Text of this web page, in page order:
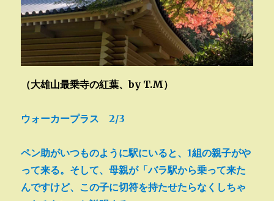
（大雄山最乗寺の紅葉、by T.M）
ウォーカープラス 2/3
ペン助がいつものように駅にいると、1組の親子がや
って来る。そして、母親が「バラ駅から乗って来た
んですけど、この子に切符を持たせたらなくしちゃ